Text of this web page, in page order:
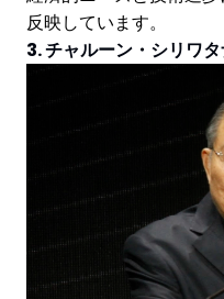
反映しています。
3. チャルーン・シリワ